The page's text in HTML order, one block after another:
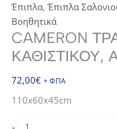
Έπιπλα, Έπιπλα
Βοηθητικά
CAMERON
72,00€ + ΦΠΑ
110x60x45cm
-